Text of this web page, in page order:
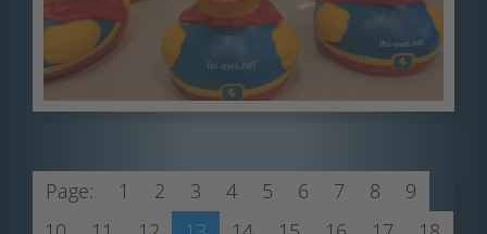
Page: 1 2 3 4 5 6 7 8
9